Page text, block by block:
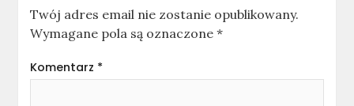
Twój adres email nie zostanie opublikowany.
Wymagane pola są oznaczone*
Komentarz *